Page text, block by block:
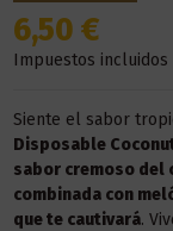
6,50 €
Impuestos incluidos
Siente el sabor
Disposable
sabor cremoso del
combinada con
que te cautivará.